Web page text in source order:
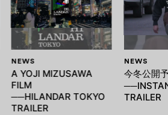
NEWS
A YOJI MIZUSAWA
FILM
──HILANDAR TOKYO
TRAILER
NEWS
今冬公開
TRAILER